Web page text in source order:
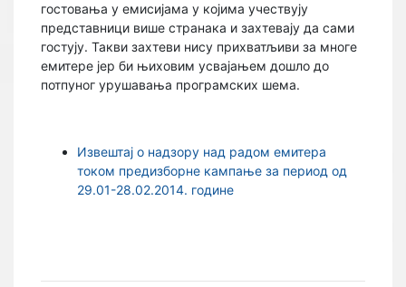
гостовања у емисијама у којима учествују
представници више странака и захтевају да сами
гостују. Такви захтеви нису прихватљиви за многе
емитере јер би њиховим усвајањем дошло до
потпуног урушавања програмских шема.
Извештај о надзору над радом емитера
током предизборне кампање за период од
29.01-28.02.2014. године